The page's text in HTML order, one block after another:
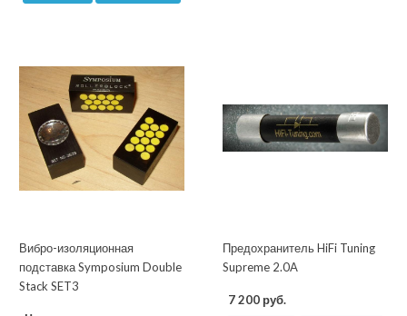
Вибро-изоляционная
подставка Symposium Double
Stack SET3
Предохранитель HiFi Tuning
Supreme 2.0A
7 200 руб.